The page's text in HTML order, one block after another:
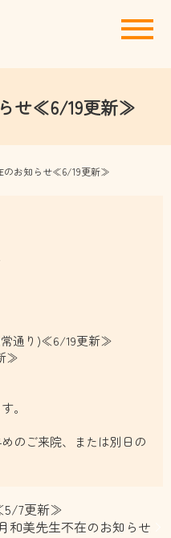
メ
せ≪6/19更新≫
のお知らせ≪6/19更新≫
通り)≪6/19更新≫
≫
。
のご来院、または別日の
7更新≫
和美先生不在のお知らせ